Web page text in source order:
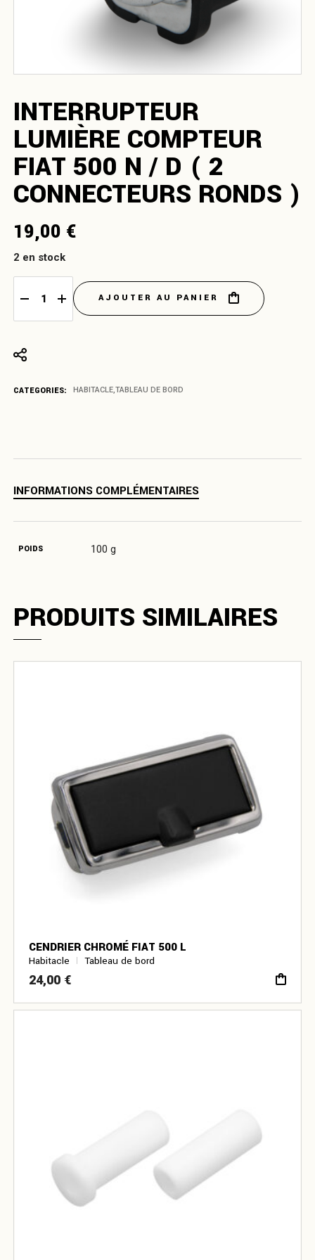
INTERRUPTEUR
LUMIÈRE COMPTEUR
FIAT 500 N / D ( 2
CONNECTEURS RONDS )
19,00 €
2 en stock
Interrupteur lumière compteur Fiat 500 N / D ( 2 connecteurs
AJOUTER AU PANIER
CATEGORIES: HABITACLE,TABLEAU DE BORD
INFORMATIONS COMPLÉMENTAIRES
POIDS 100 g
PRODUITS SIMILAIRES
CENDRIER CHROMÉ FIAT 500 L
Habitacle Tableau de bord
24,00 €